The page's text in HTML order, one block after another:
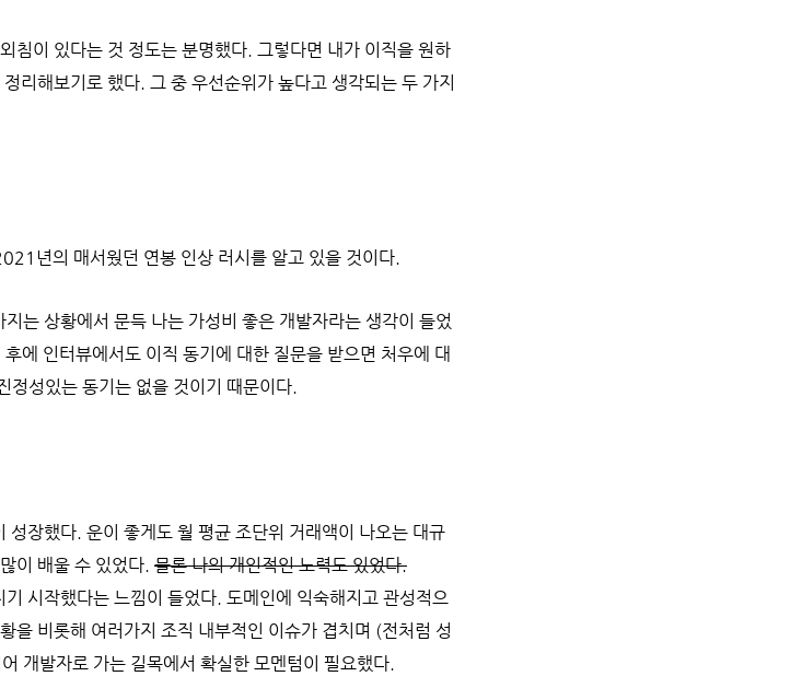
침이 있다는 것 정도는 분명했다. 그렇다면 내가 이직을 원하
리해보기로 했다. 그 중 우선순위가 높다고 생각되는 두 가지
년의 매서웠던 연봉 인상 러시를 알고 있을 것이다.
는 상황에서 문득 나는 가성비 좋은 개발자라는 생각이 들었
에 인터뷰에서도 이직 동기에 대한 질문을 받으면 처우에 대
정성있는 동기는 없을 것이기 때문이다.
장했다. 운이 좋게도 월 평균 조단위 거래액이 나오는 대규
이 배울 수 있었다. 물론 나의 개인적인 노력도 있었다.
시작했다는 느낌이 들었다. 도메인에 익숙해지고 관성적으
을 비롯해 여러가지 조직 내부적인 이슈가 겹치며 (전처럼 성
개발자로 가는 길목에서 확실한 모멘텀이 필요했다.